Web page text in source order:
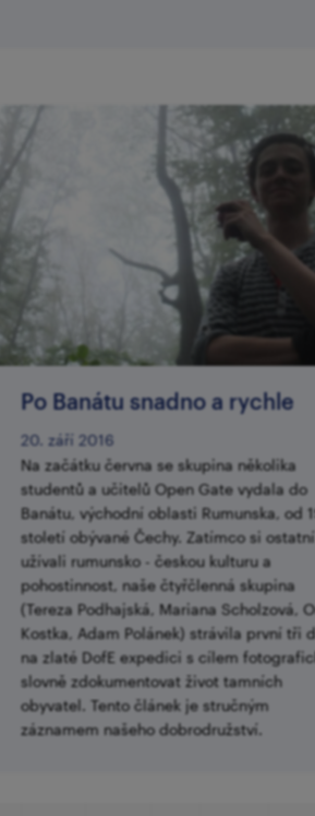
​Po Banátu snadno a rychle
20. září 2016
Na začátku června se skupina několika
studentů a učitelů Open Gate vydala do
Banátu, východní oblasti Rumunska, od
století obývané Čechy. Zatímco si ostatní
užívali rumunsko - českou kulturu a
pohostinnost, naše čtyřčlenná skupina
(Tereza Podhajská, Mariana Scholzová,
Kostka, Adam Polánek) strávila první tři
na zlaté DofE expedici s cílem
slovně zdokumentovat život tamních
obyvatel. Tento článek je stručným
záznamem našeho dobrodružství.